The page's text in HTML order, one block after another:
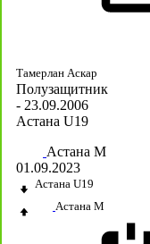
Тамерлан Аскар
Полузащитник
- 23.09.2006
Астана U19
Астана М
01.09.2023
Астана U19
Астана М